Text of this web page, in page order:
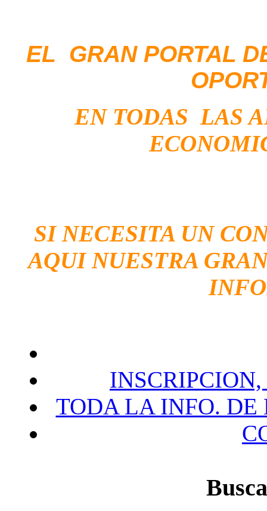
EL GRAN PORTAL
EN TODAS LAS
SI NECESITA UN
AQUI NUESTRA
TODA LA INFO. DE